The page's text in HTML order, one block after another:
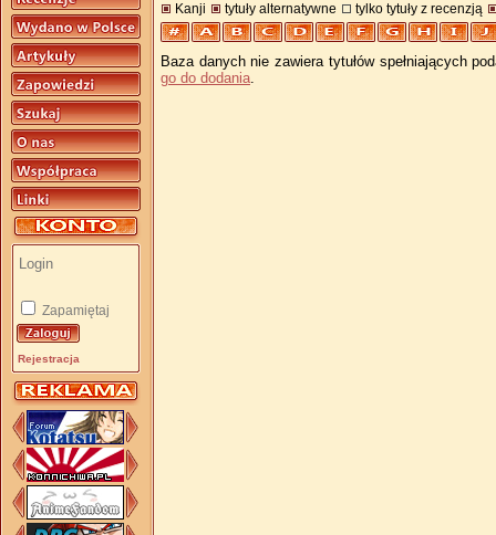
Zapamiętaj
Rejestracja
Kanji tytuły alternatywne tylko tytuły z recenzją
Baza danych nie zawiera tytułów spełniających
go do dodania.